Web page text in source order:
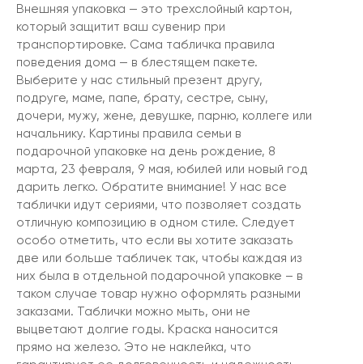
Внешняя упаковка — это трехслойный картон,
который защитит ваш сувенир при
транспортировке. Сама табличка правила
поведения дома — в блестящем пакете.
Выберите у нас стильный презент другу,
подруге, маме, папе, брату, сестре, сыну,
дочери, мужу, жене, девушке, парню, коллеге или
начальнику. Картины правила семьи в
подарочной упаковке на день рождение, 8
марта, 23 февраля, 9 мая, юбилей или новый год
дарить легко. Обратите внимание! У нас все
таблички идут сериями, что позволяет создать
отличную композицию в одном стиле. Следует
особо отметить, что если вы хотите заказать
две или больше табличек так, чтобы каждая из
них была в отдельной подарочной упаковке – в
таком случае товар нужно оформлять разными
заказами. Таблички можно мыть, они не
выцветают долгие годы. Краска наносится
прямо на железо. Это не наклейка, что